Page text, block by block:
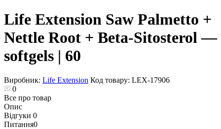
Life Extension Saw Palmetto +
Nettle Root + Beta-Sitosterol —
softgels | 60
Виробник: Life Extension Код товару: LEX-17906
0
Все про товар
Опис
Відгуки 0
Питання0